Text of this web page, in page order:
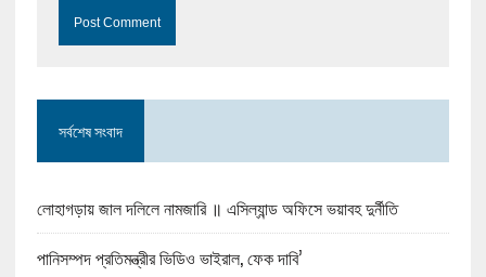
সর্বশেষ সংবাদ
লোহাগড়ায় জাল দলিলে নামজারি ॥ এসিল্যান্ড অফিসে ভয়াবহ দুর্নীতি
পানিসম্পদ প্রতিমন্ত্রীর ভিডিও ভাইরাল, ফেক দাবি’